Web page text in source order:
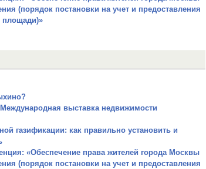
(порядок постановки на учет и предоставления
площади)»
выставка недвижимости
газификации: как правильно установить и
«Обеспечение права жителей города Москвы
(порядок постановки на учет и предоставления